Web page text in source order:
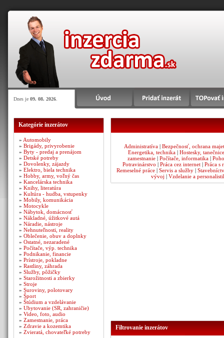
Dnes je 09. 08. 2026
Kategórie inzerátov
» Automobily
» Brigády, privyrobenie
» Byty - predaj a prenájom
» Detské potreby
» Dovolenky, zájazdy
» Elektro, biela technika
» Hobby, army, voľný čas
» Kancelárska technika
» Knihy, literatúra
» Kultúra - hudba, vstupenky
» Mobily, komunikácia
» Motocykle
» Nábytok, domácnosť
» Nákladné, úžitkové autá
» Náradie, nástroje
» Nehnuteľnosti, reality
» Oblečenie, obuv a doplnky
» Ostatné, nezaradené
» Počítače, výp. technika
» Podnikanie, financie
» Prístroje, pokladne
» Rastliny, záhrada
» Služby, pôžičky
» Starožitnosti a zbierky
» Stroje
» Suroviny, polotovary
» Šport
» Štúdium a vzdelávanie
» Ubytovanie (SR, zahraničie)
» Video, foto, audio
» Zamestnanie, práca
» Zdravie a kozemtika
» Zvieratá, chovateľké potreby
Administratíva | Bezpečnosť, ochrana
Energetika, technika |Hostesky,
zamestnanie | Počítače, informatika |
Potravinárstvo | Práca cez internet | Práca s
Remeselné práce | Servis a služby |
vývoj | Vzdelanie a
Filtrovanie inzerátov